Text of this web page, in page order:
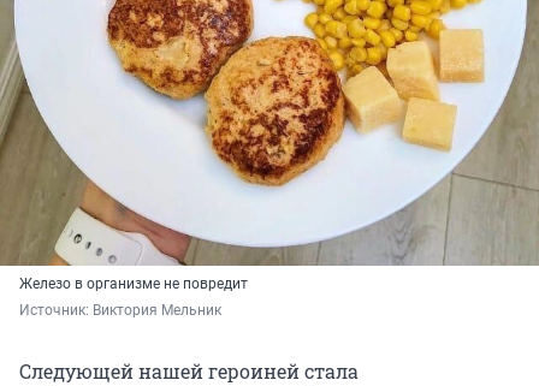
Железо в организме не повредит
Источник: Виктория Мельник
Следующей нашей героиней стала